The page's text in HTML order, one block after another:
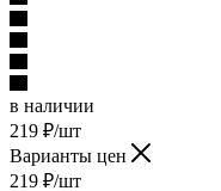
в наличии
219 ₽/шт
Варианты цен
219 ₽/шт